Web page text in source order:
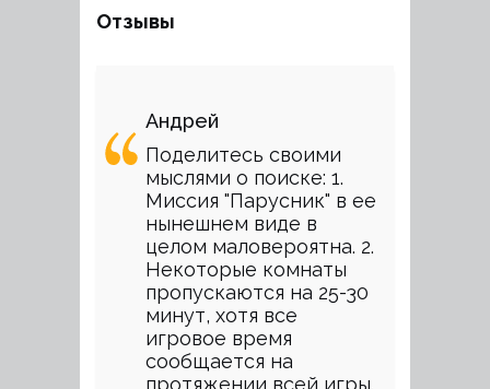
Отзывы
Андрей
Поделитесь своими
мыслями о поиске: 1.
Миссия "Парусник" в ее
нынешнем виде в
целом маловероятна. 2.
Некоторые комнаты
пропускаются на 25-30
минут, хотя все
игровое время
сообщается на
протяжении всей игры.